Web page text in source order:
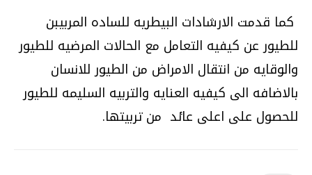
كما قدمت الارشادات البيطريه للساده المربيبن
للطيور عن كيفيه التعامل مع الحالات المرضيه للطيور
والوقايه من انتقال الامراض من الطيور للانسان
بالاضافه الى كيفيه العنايه والتربيه السليمه للطيور
للحصول على اعلى عائد من تربيتها.